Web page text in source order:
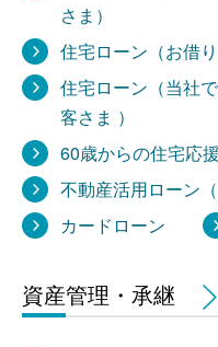
さま）
住宅ローン（お借
住宅ローン（当社
客さま ）
60歳からの住宅応
不動産活用ローン
カードローン
資産管理・承継